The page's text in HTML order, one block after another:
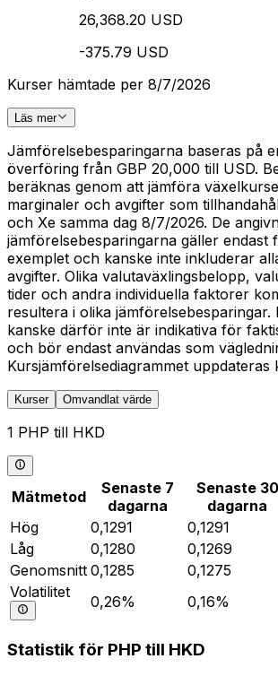
26,368.20 USD
-375.79 USD
Kurser hämtade per 8/7/2026
Läs mer
Jämförelsebesparingarna baseras på
överföring från GBP 20,000 till USD.
beräknas genom att jämföra
marginaler och avgifter som
och Xe samma dag 8/7/2026. De
jämförelsebesparingarna gäller endast
exemplet och kanske inte inkluderar
avgifter. Olika valutaväxlingsbelopp,
tider och andra individuella faktorer
resultera i olika jämförelsebesparingar.
kanske därför inte är indikativa för
och bör endast användas som
Kursjämförelsediagrammet uppdateras
Kurser Omvandlat värde
1 PHP till HKD
Mätmetod
Senaste 7
dagarna
Senaste 30
dagarna
Hög
0,1291 0,1291
Låg
0,1280 0,1269
Genomsnitt 0,1285 0,1275
Volatilitet
0,26% 0,16%
Statistik för PHP till HKD